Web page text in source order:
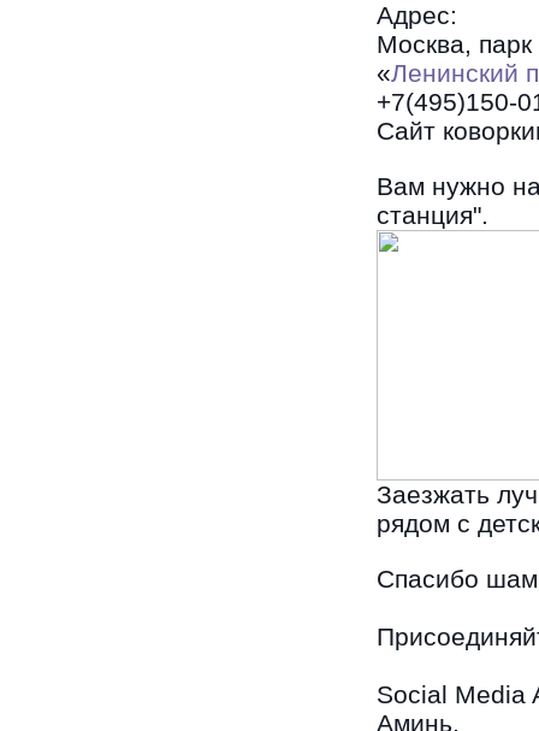
Адрес:
Москва,
«Ленинский
+7(495)150-
Сайт
Вам нужно
станция".
Заезжать
рядом с
Спасибо
Social Media
Аминь.